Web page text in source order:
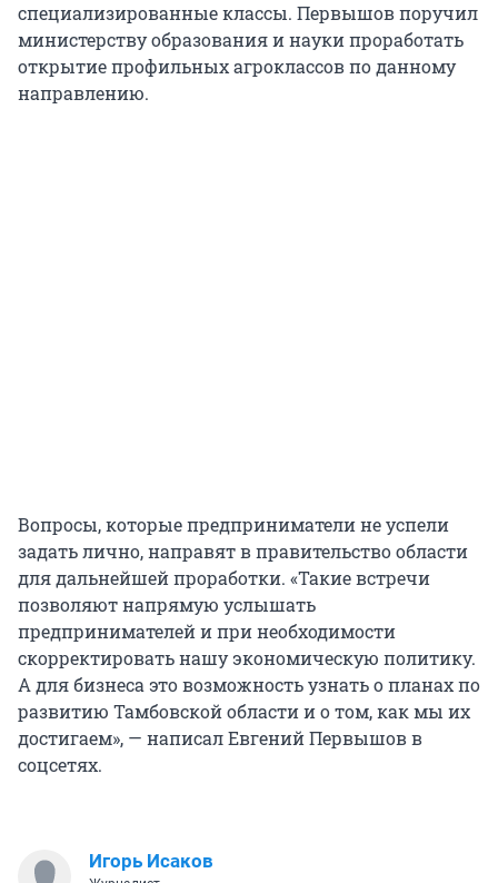
специализированные классы. Первышов поручил
министерству образования и науки проработать
открытие профильных агроклассов по данному
направлению.
Вопросы, которые предприниматели не успели
задать лично, направят в правительство области
для дальнейшей проработки. «Такие встречи
позволяют напрямую услышать
предпринимателей и при необходимости
скорректировать нашу экономическую политику.
А для бизнеса это возможность узнать о планах по
развитию Тамбовской области и о том, как мы их
достигаем», — написал Евгений Первышов в
соцсетях.
Игорь Исаков